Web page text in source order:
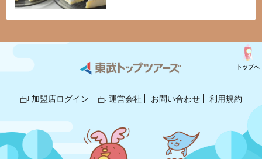
加盟店ログイン 運営会社 お問い合わせ 利用規約
トップへ